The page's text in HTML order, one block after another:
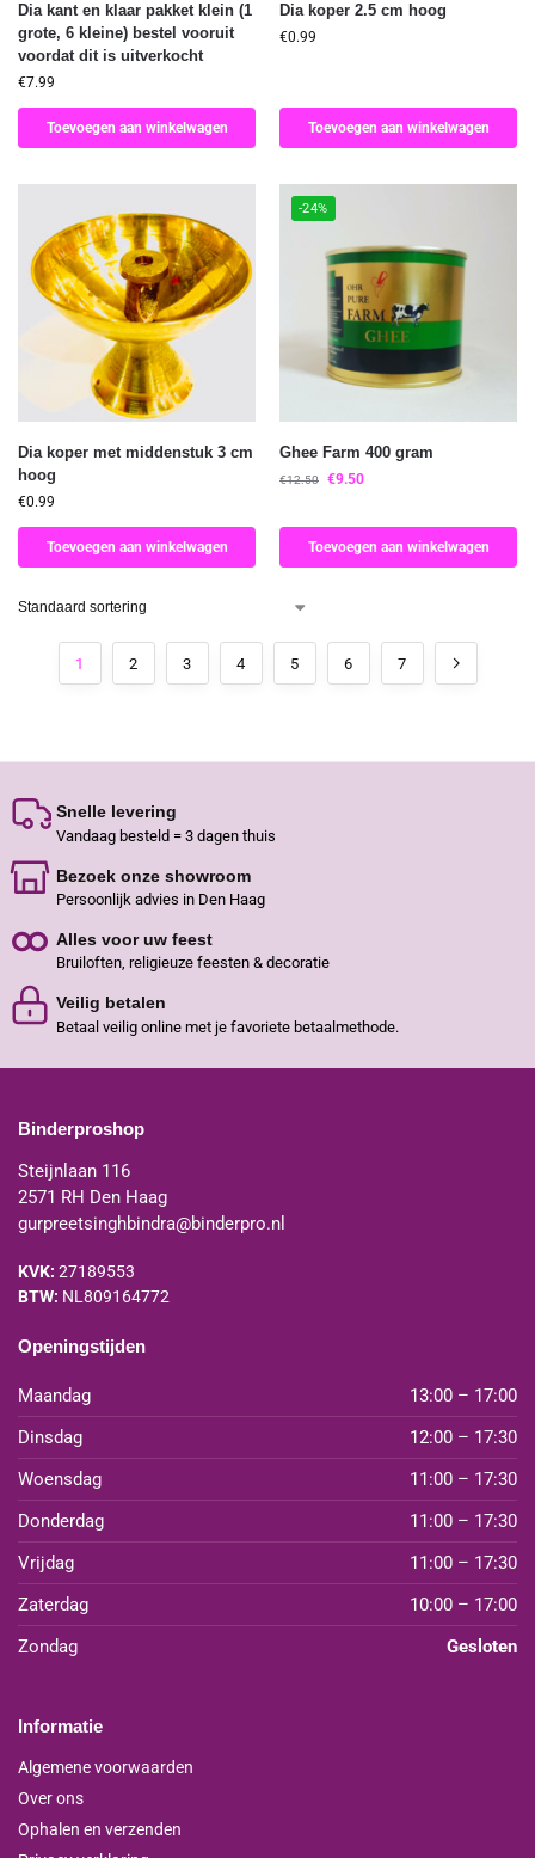
Dia kant en klaar pakket klein (1
grote, 6 kleine) bestel vooruit
voordat dit is uitverkocht
€7.99
Toevoegen aan winkelwagen
Dia koper 2.5 cm hoog
€0.99
Toevoegen aan winkelwagen
Dia koper met middenstuk 3 cm
hoog
€0.99
Toevoegen aan winkelwagen
-24%
Ghee Farm 400 gram
€12.50 €9.50
Toevoegen aan winkelwagen
1 2 3 4 5 6 7
Snelle levering
Vandaag besteld = 3 dagen thuis
Bezoek onze showroom
Persoonlijk advies in Den Haag
Alles voor uw feest
Bruiloften, religieuze feesten & decoratie
Veilig betalen
Betaal veilig online met je favoriete betaalmethode.
Binderproshop
Steijnlaan 116
2571 RH Den Haag
gurpreetsinghbindra@binderpro.nl
KVK: 27189553
BTW: NL809164772
Openingstijden
Maandag
13:00 – 17:00
Dinsdag
12:00 – 17:30
Woensdag
11:00 – 17:30
Donderdag
11:00 – 17:30
Vrijdag
11:00 – 17:30
Zaterdag
10:00 – 17:00
Zondag
Gesloten
Informatie
Algemene voorwaarden
Over ons
Ophalen en verzenden